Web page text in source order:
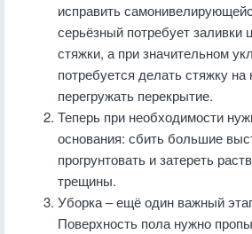
исправить
серьёзный потребует заливки
стяжки, а при значительном
потребуется делать стяжку
перегружать перекрытие.
Теперь при необходимости
основания: сбить большие
прогрунтовать и затереть
трещины.
Уборка – ещё один важный
Поверхность пола нужно